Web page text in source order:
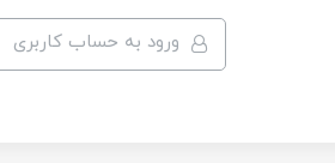
ورود به حساب کاربری